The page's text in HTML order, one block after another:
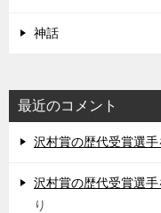
神話
最近のコメント
沢村賞の歴代受賞選手
沢村賞の歴代受賞選手
り